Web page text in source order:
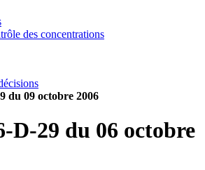
des concentrations
du 09 octobre 2006
D-29 du 06 octobre